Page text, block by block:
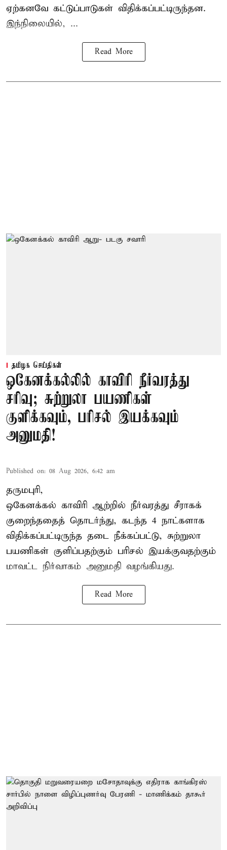
ஏற்கனவே கட்டுப்பாடுகள் விதிக்கப்பட்டிருந்தன.
இந்நிலையில், ...
Read More
தமிழக செய்திகள்
ஒகேனக்கல்லில் காவிரி நீர்வரத்து
சரிவு; சுற்றுலா பயணிகள்
குளிக்கவும், பரிசல் இயக்கவும்
அனுமதி!
Published on: 08 Aug 2026, 6:42 am
தருமபுரி,
ஒகேனக்கல் காவிரி ஆற்றில் நீர்வரத்து சீராகக்
குறைந்ததைத் தொடர்ந்து, கடந்த 4 நாட்களாக
விதிக்கப்பட்டிருந்த தடை நீக்கப்பட்டு, சுற்றுலா
பயணிகள் குளிப்பதற்கும் பரிசல் இயக்குவதற்கும்
மாவட்ட நிர்வாகம் அனுமதி வழங்கியது.
Read More